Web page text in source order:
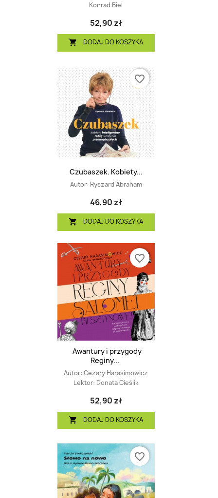
Konrad Biel
52,90 zł
 DODAJ DO KOSZYKA
Czubaszek. Kobiety...
Autor: Ryszard Abraham
46,90 zł
 DODAJ DO KOSZYKA
favorite_border
Awantury i przygody
Reginy...
Autor: Cezary Harasimowicz
Lektor: Donata Cieślik
52,90 zł
 DODAJ DO KOSZYKA
favorite_border
favorite_border